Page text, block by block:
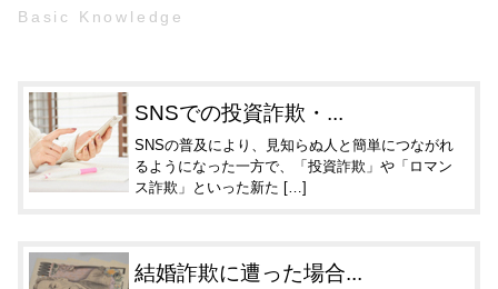
Basic Knowledge
SNSでの投資詐欺・...
SNSの普及により、見知らぬ人と簡単につながれ
るようになった一方で、「投資詐欺」や「ロマン
ス詐欺」といった新た […]
結婚詐欺に遭った場合...